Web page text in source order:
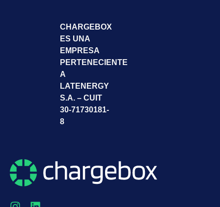
CHARGEBOX
ES UNA
EMPRESA
PERTENECIENTE
A
LATENERGY
S.A. – CUIT
30-71730181-
8